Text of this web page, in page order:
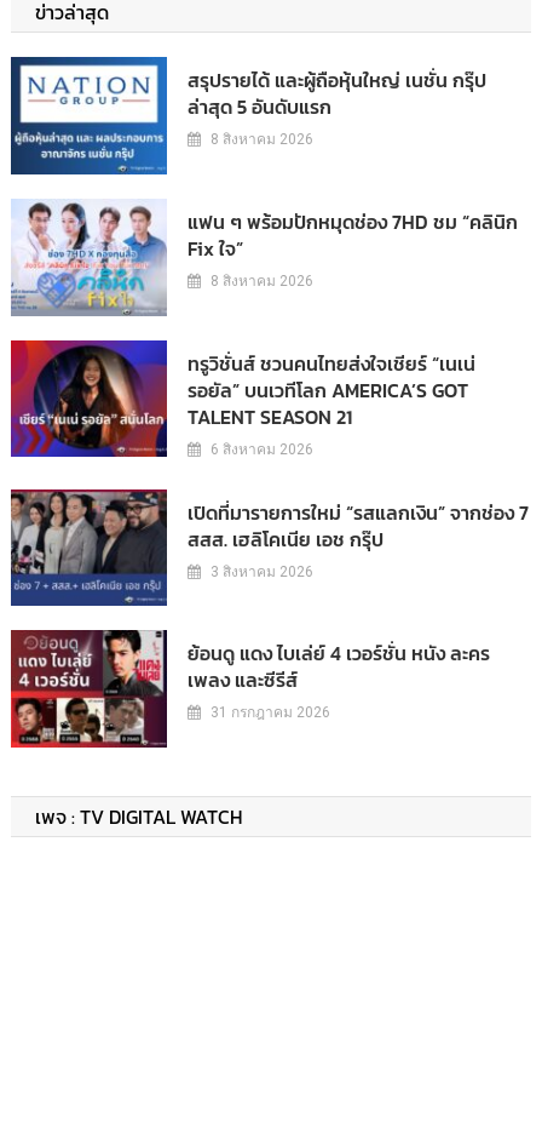
ข่าวล่าสุด
สรุปรายได้ และผู้ถือหุ้นใหญ่ เนชั่น กรุ๊ป
ล่าสุด 5 อันดับแรก
8 สิงหาคม 2026
แฟน ๆ พร้อมปักหมุดช่อง 7HD ชม “คลินิก
Fix ใจ”
8 สิงหาคม 2026
ทรูวิชั่นส์ ชวนคนไทยส่งใจเชียร์ “เนเน่
รอยัล” บนเวทีโลก AMERICA’S GOT
TALENT SEASON 21
6 สิงหาคม 2026
เปิดที่มารายการใหม่ “รสแลกเงิน” จากช่อง 7
สสส. เฮลิโคเนีย เอช กรุ๊ป
3 สิงหาคม 2026
ย้อนดู แดง ไบเล่ย์ 4 เวอร์ชั่น หนัง ละคร
เพลง และซีรีส์
31 กรกฎาคม 2026
เพจ : TV DIGITAL WATCH